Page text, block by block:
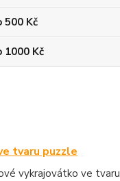
500 Kč
Kč
tvaru puzzle
vykrajovátko ve tvaru